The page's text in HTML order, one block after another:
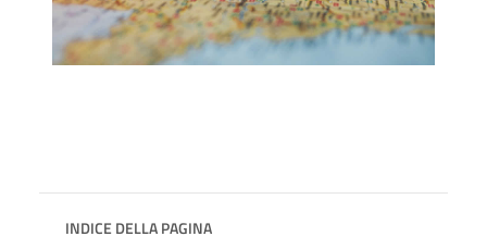
INDICE DELLA PAGINA